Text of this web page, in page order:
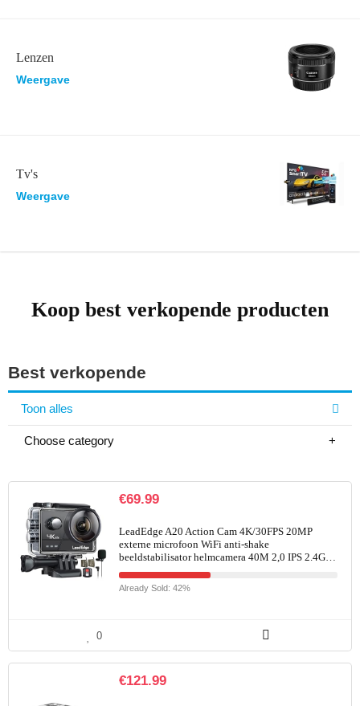
Lenzen
Weergave
Tv's
Weergave
Koop best verkopende producten
Best verkopende
Toon alles
Choose category
€69.99
LeadEdge A20 Action Cam 4K/30FPS 20MP
externe microfoon WiFi anti-shake
beeldstabilisator helmcamera 40M 2,0 IPS 2.4G…
Already Sold: 42%
0
€121.99